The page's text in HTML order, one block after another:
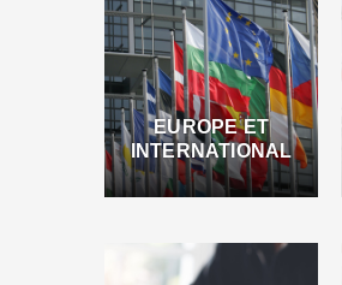
EUROPE ET
INTERNATIONAL